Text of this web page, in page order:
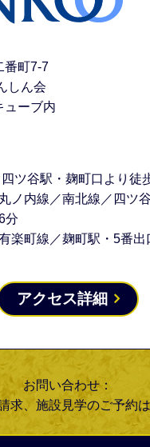
番町7-7
しん会
ューブ内
ツ谷駅・麹町口より徒
ノ内線／南北線／四ツ
分
楽町線／麹町駅・5番
アクセス詳細
お問い合わせ：
求、施設見学のご予約